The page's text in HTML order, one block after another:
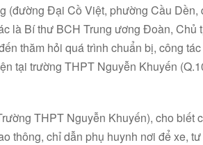
(đường Đại Cồ Việt, phường Cầu Dền,
là Bí thư BCH Trung ương Đoàn, Chủ
thăm hỏi quá trình chuẩn bị, công
tại trường THPT Nguyễn Khuyến
THPT Nguyễn Khuyến), cho biết
thông, chỉ dẫn phụ huynh nơi để xe,